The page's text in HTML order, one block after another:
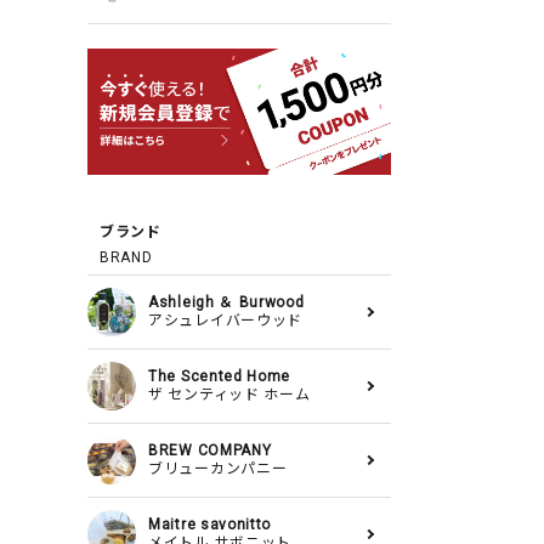
ブランド
BRAND
Ashleigh ＆ Burwood
アシュレイバーウッド
The Scented Home
ザ センティッド ホーム
BREW COMPANY
ブリューカンパニー
Maitre savonitto